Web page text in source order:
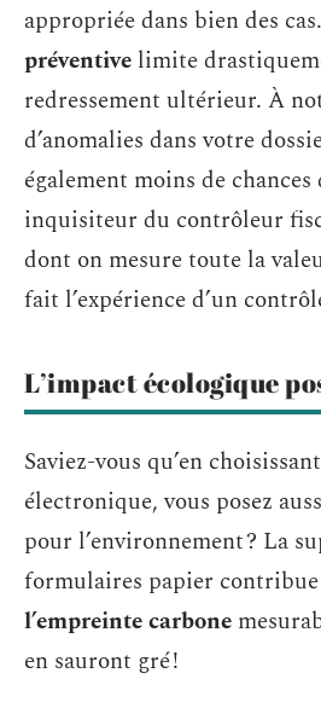
appropriée dans bien des
préventive limite
redressement ultérieur. À
d’anomalies dans votre
également moins de
inquisiteur du contrôleur
dont on mesure toute la
fait l’expérience d’un
L’impact écologique
Saviez-vous qu’en
électronique, vous posez
pour l’environnement ? La
formulaires papier
l’empreinte carbone
en sauront gré !